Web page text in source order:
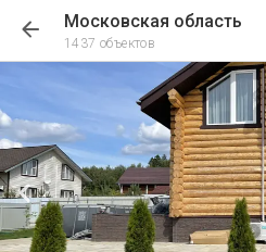
Московская область
1437 объектов